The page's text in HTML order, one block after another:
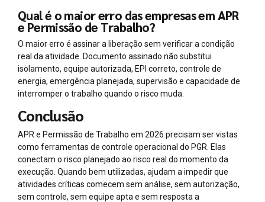
Qual é o maior erro das empresas em APR
e Permissão de Trabalho?
O maior erro é assinar a liberação sem verificar a condição
real da atividade. Documento assinado não substitui
isolamento, equipe autorizada, EPI correto, controle de
energia, emergência planejada, supervisão e capacidade de
interromper o trabalho quando o risco muda.
Conclusão
APR e Permissão de Trabalho em 2026 precisam ser vistas
como ferramentas de controle operacional do PGR. Elas
conectam o risco planejado ao risco real do momento da
execução. Quando bem utilizadas, ajudam a impedir que
atividades críticas comecem sem análise, sem autorização,
sem controle, sem equipe apta e sem resposta a